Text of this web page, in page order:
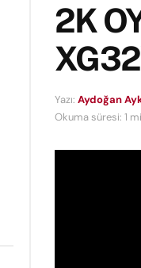
2K
Yazı: Aydoğan
Okuma süresi: 1